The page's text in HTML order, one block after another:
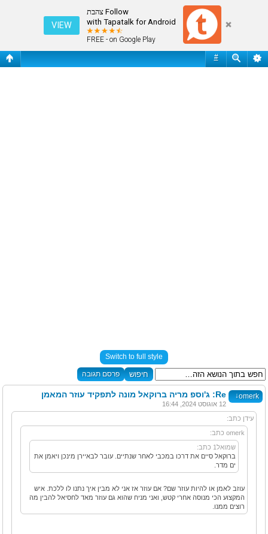
Follow צהבת
with Tapatalk for Android
FREE - on Google Play
VIEW
#
ג'וספ מריה ברוקאל - סיים את דרכו במכבי
Switch to full style
פרסם תגובה
omerk
↓ Re: ג'וספ מריה ברוקאל מונה לתפקיד עוזר המאמן
12 אוגוסט 2024, 16:44
עידן כתב:
omerk כתב:
שמואל1 כתב:
ברוקאל סיים את דרכו במכבי לאחר שנתיים. עובר לבאיירן מינכן ויאמן את
ים מדר.
עוזב לאמן או להיות עוזר שם? אם עוזר אז אני לא מבין איך נתנו לו ללכת. איש
המקצוע הכי מנוסה אחרי קטש, ואני מניח שהוא גם עוזר מאד לחסיאל להבין מה
רוצים ממנו.